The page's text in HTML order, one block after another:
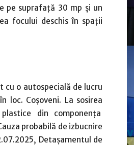
pe suprafață 30 mp și un
focului deschis în spații
cu o autospecială de lucru
loc. Coșoveni. La sosirea
din componența
probabilă de izbucnire
Detașamentul de